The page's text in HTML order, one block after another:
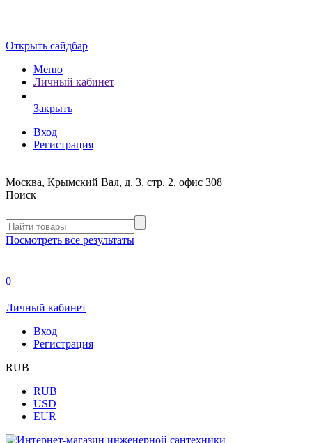
Открыть сайдбар
Меню
Личный кабинет
Закрыть
Вход
Регистрация
Москва, Крымский Вал, д. 3, стр. 2, офис 308
Поиск
Посмотреть все результаты
0
Личный кабинет
Вход
Регистрация
RUB
RUB
USD
EUR